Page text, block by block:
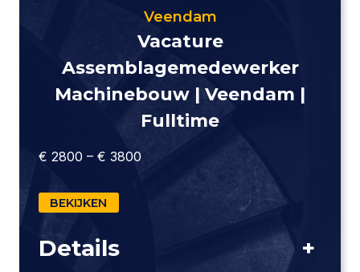
Veendam
Vacature
Assemblagemedewerker
Machinebouw | Veendam |
Fulltime
€ 2800 – € 3800
BEKIJKEN
Details +